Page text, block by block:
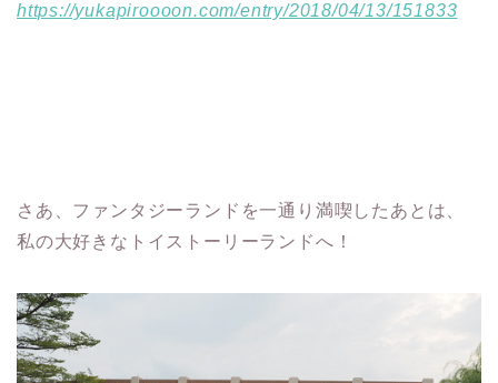
https://yukapiroooon.com/entry/2018/04/13/151833
さあ、ファンタジーランドを一通り満喫したあとは、
私の大好きなトイストーリーランドへ！